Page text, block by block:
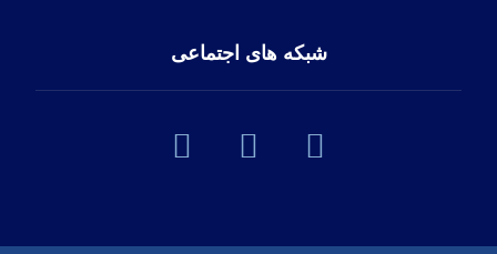
شبکه های اجتماعی